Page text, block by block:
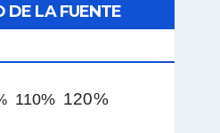
DE LA FUENTE
110% 120%